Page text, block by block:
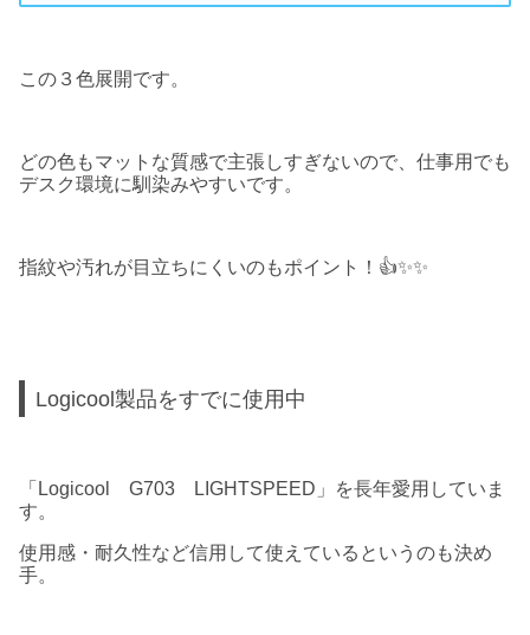
この３色展開です。
どの色もマットな質感で主張しすぎないので、仕事用でも
デスク環境に馴染みやすいです。
指紋や汚れが目立ちにくいのもポイント！👍✨✨
Logicool製品をすでに使用中
「Logicool G703 LIGHTSPEED」を長年愛用していま
す。
使用感・耐久性など信用して使えているというのも決め
手。